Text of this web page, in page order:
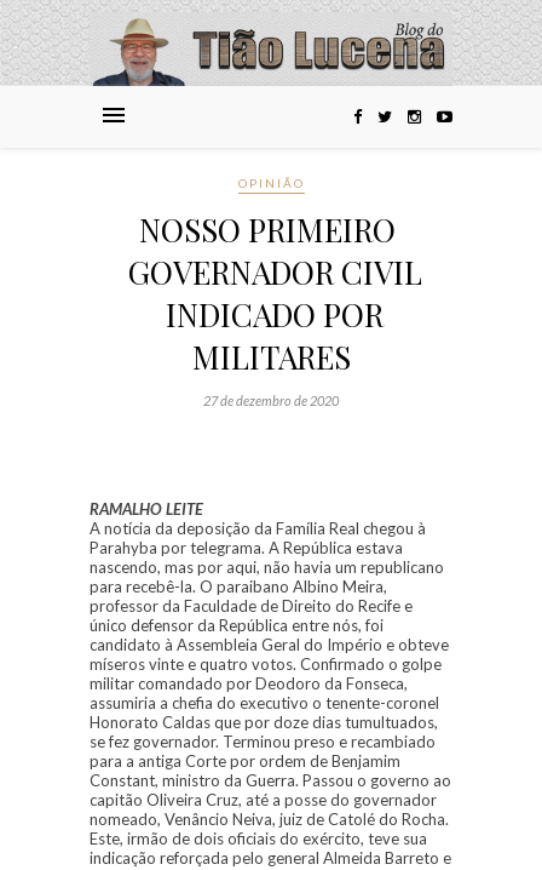
OPINIÃO
NOSSO PRIMEIRO
GOVERNADOR CIVIL
INDICADO POR
MILITARES
27 de dezembro de 2020
RAMALHO LEITE
A notícia da deposição da Família Real chegou à
Parahyba por telegrama. A República estava
nascendo, mas por aqui, não havia um republicano
para recebê-la. O paraibano Albino Meira,
professor da Faculdade de Direito do Recife e
único defensor da República entre nós, foi
candidato à Assembleia Geral do Império e obteve
míseros vinte e quatro votos. Confirmado o golpe
militar comandado por Deodoro da Fonseca,
assumiria a chefia do executivo o tenente-coronel
Honorato Caldas que por doze dias tumultuados,
se fez governador. Terminou preso e recambiado
para a antiga Corte por ordem de Benjamim
Constant, ministro da Guerra. Passou o governo ao
capitão Oliveira Cruz, até a posse do governador
nomeado, Venâncio Neiva, juiz de Catolé do Rocha.
Este, irmão de dois oficiais do exército, teve sua
indicação reforçada pelo general Almeida Barreto e